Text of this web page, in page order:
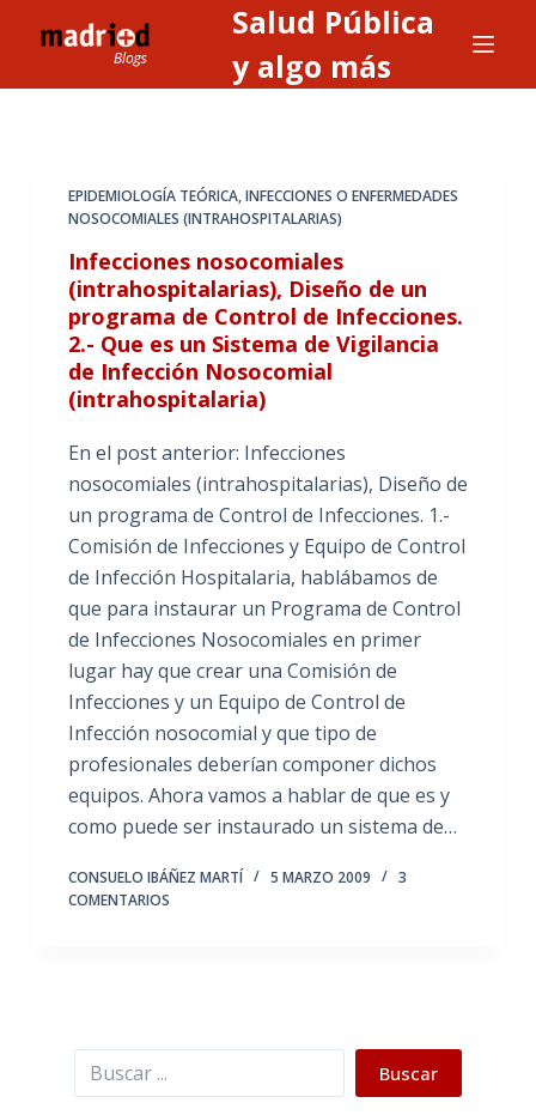
l
Salud Pública
y algo más
EPIDEMIOLOGÍA TEÓRICA,INFECCIONES O ENFERMEDADES
NOSOCOMIALES (INTRAHOSPITALARIAS)
Infecciones nosocomiales
(intrahospitalarias), Diseño de un
programa de Control de Infecciones.
2.- Que es un Sistema de Vigilancia
de Infección Nosocomial
(intrahospitalaria)
En el post anterior: Infecciones
nosocomiales (intrahospitalarias), Diseño de
un programa de Control de Infecciones. 1.-
Comisión de Infecciones y Equipo de Control
de Infección Hospitalaria, hablábamos de
que para instaurar un Programa de Control
de Infecciones Nosocomiales en primer
lugar hay que crear una Comisión de
Infecciones y un Equipo de Control de
Infección nosocomial y que tipo de
profesionales deberían componer dichos
equipos. Ahora vamos a hablar de que es y
como puede ser instaurado un sistema de…
CONSUELO IBÁÑEZ MARTÍ 5 MARZO 2009
3
COMENTARIOS
Buscar Buscar